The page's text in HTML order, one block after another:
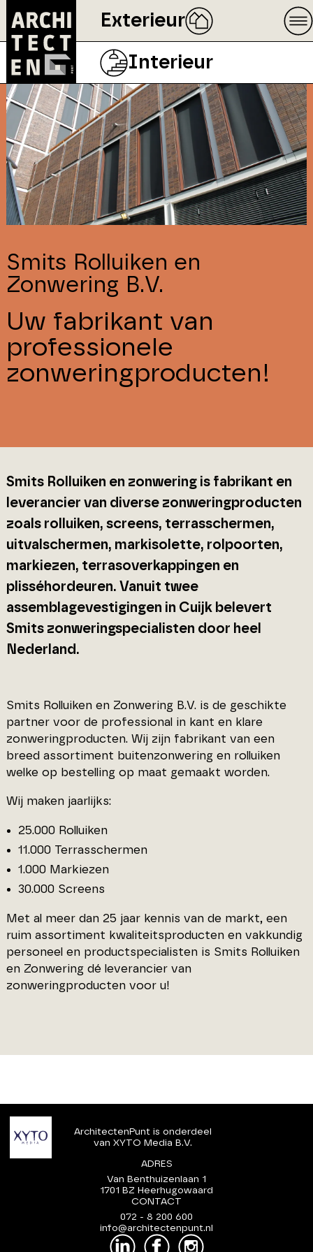
Exterieur
Interieur
Smits Rolluiken en
Zonwering B.V.
Uw fabrikant van
professionele
zonweringproducten!
Smits Rolluiken en zonwering is fabrikant en
leverancier van diverse zonweringproducten
zoals rolluiken, screens, terrasschermen,
uitvalschermen, markisolette, rolpoorten,
markiezen, terrasoverkappingen en
plisséhordeuren. Vanuit twee
assemblagevestigingen in Cuijk belevert
Smits zonweringspecialisten door heel
Nederland.
Smits Rolluiken en Zonwering B.V. is de geschikte
partner voor de professional in kant en klare
zonweringproducten. Wij zijn fabrikant van een
breed assortiment buitenzonwering en rolluiken
welke op bestelling op maat gemaakt worden.
Wij maken jaarlijks:
25.000 Rolluiken
11.000 Terrasschermen
1.000 Markiezen
30.000 Screens
Met al meer dan 25 jaar kennis van de markt, een
ruim assortiment kwaliteitsproducten en vakkundig
personeel en productspecialisten is Smits Rolluiken
en Zonwering dé leverancier van
zonweringproducten voor u!
ArchitectenPunt is onderdeel
van XYTO Media B.V.
ADRES
Van Benthuizenlaan 1
1701 BZ Heerhugowaard
CONTACT
072 - 8 200 600
info@architectenpunt.nl